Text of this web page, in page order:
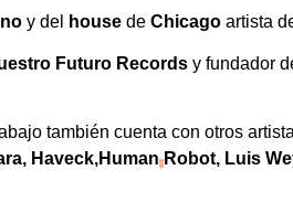
y del house de Chicago artista
Futuro Records y fundador
también cuenta con otros
Haveck,Human Robot, Luis